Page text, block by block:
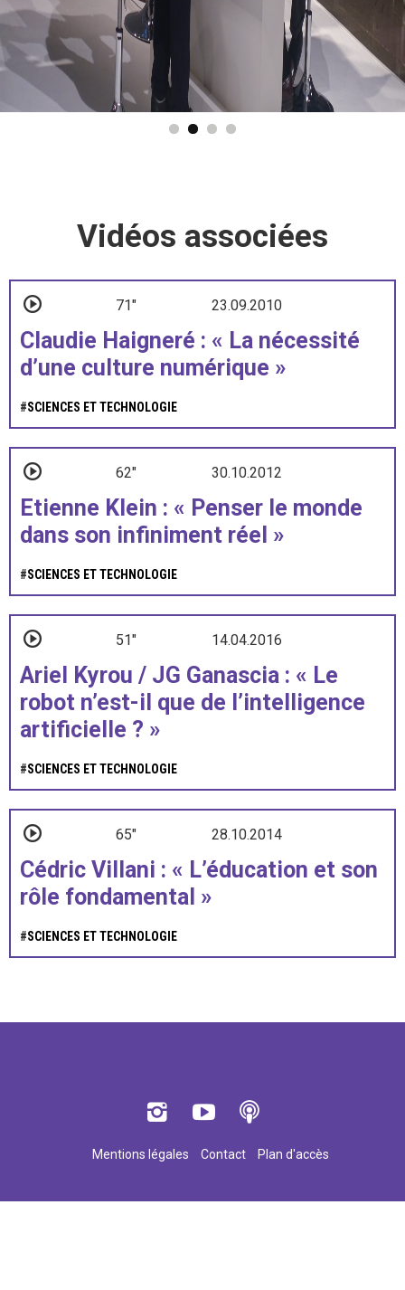
Vidéos associées
71" 23.09.2010
Claudie Haigneré : « La nécessité
d’une culture numérique »
#SCIENCES ET TECHNOLOGIE
62" 30.10.2012
Etienne Klein : « Penser le monde
dans son infiniment réel »
#SCIENCES ET TECHNOLOGIE
51" 14.04.2016
Ariel Kyrou / JG Ganascia : « Le
robot n’est-il que de l’intelligence
artificielle ? »
#SCIENCES ET TECHNOLOGIE
65" 28.10.2014
Cédric Villani : « L’éducation et son
rôle fondamental »
#SCIENCES ET TECHNOLOGIE
Mentions légales Contact Plan d'accès